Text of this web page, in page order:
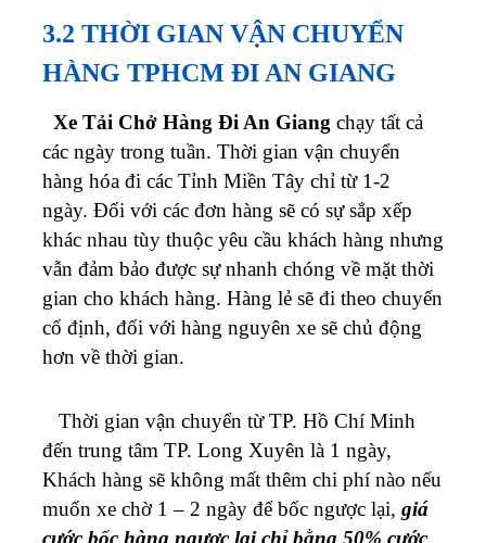
3.2 THỜI GIAN VẬN CHUYỂN
HÀNG TPHCM ĐI AN GIANG
Xe Tải Chở Hàng Đi An Giang chạy tất cả
các ngày trong tuần. Thời gian vận chuyển
hàng hóa đi các Tỉnh Miền Tây chỉ từ 1-2
ngày. Đối với các đơn hàng sẽ có sự sắp xếp
khác nhau tùy thuộc yêu cầu khách hàng nhưng
vẫn đảm bảo được sự nhanh chóng về mặt thời
gian cho khách hàng. Hàng lẻ sẽ đi theo chuyến
cố định, đối với hàng nguyên xe sẽ chủ động
hơn về thời gian.
Thời gian vận chuyển từTP. Hồ Chí Minh
đến trung tâm TP. Long Xuyên là 1 ngày,
Khách hàng sẽ không mất thêm chi phí nào nếu
muốn xe chờ 1 – 2 ngày để bốc ngược lại, giá
cước bốc hàng ngược lại chỉ bằng 50% cước